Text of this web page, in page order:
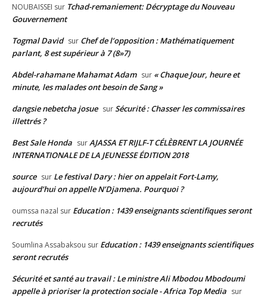
NOUBAISSEI sur Tchad-remaniement: Décryptage du Nouveau
Gouvernement
Togmal David sur Chef de l’opposition : Mathématiquement
parlant, 8 est supérieur à 7 (8»7)
Abdel-rahamane Mahamat Adam sur « Chaque Jour, heure et
minute, les malades ont besoin de Sang »
dangsie nebetcha josue surSécurité : Chasser les commissaires
illettrés ?
Best Sale Honda surAJASSA ET RIJLF-T CÉLÈBRENT LA JOURNÉE
INTERNATIONALE DE LA JEUNESSE ÉDITION 2018
source sur Le festival Dary : hier on appelait Fort-Lamy,
aujourd’hui on appelle N’Djamena. Pourquoi ?
oumssa nazal sur Education : 1439 enseignants scientifiques seront
recrutés
Soumlina Assabaksou sur Education : 1439 enseignants scientifiques
seront recrutés
Sécurité et santé au travail : Le ministre Ali Mbodou Mbodoumi
appelle à prioriser la protection sociale - Africa Top Media sur